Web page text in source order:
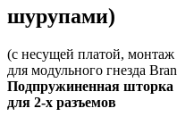
шурупами)
(с несущей платой,
для модульного гнезда
Подпружиненная шторка
для 2-х разъемов